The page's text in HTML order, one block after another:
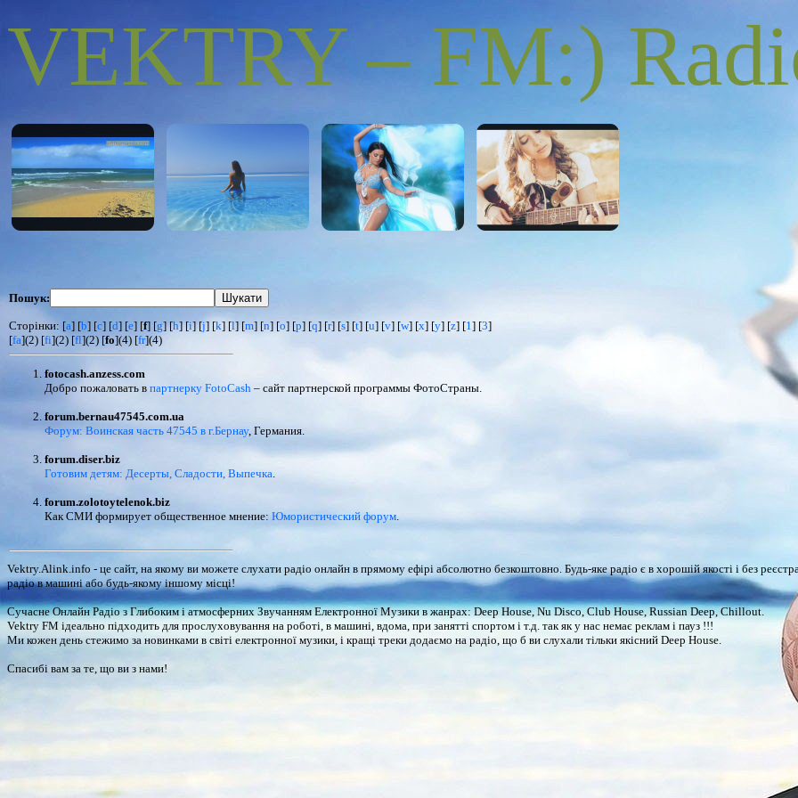
VEKTRY – FM:)
Пошук:
Сторінки: [a] [b] [c] [d] [e] [f] [g] [h] [i] [j] [k] [l] [m] [n] [o] [p] [q] [r] [s] [t] [u] [v] [w] [x] [y] [z] [1] [3]
[fa](2) [fi](2) [fl](2) [fo](4) [fr](4)
fotocash.anzess.com
Добро пожаловать в партнерку FotoCash – сайт партнерской программы ФотоСтраны.
forum.bernau47545.com.ua
Форум: Воинская часть 47545 в г.Бернау, Германия.
forum.diser.biz
Готовим детям: Десерты, Сладости, Выпечка
forum.zolotoytelenok.biz
Как СМИ формирует общественное мнение: Юмористический форум
Vektry.Alink.info - це сайт, на якому ви можете слухати радіо онлайн в прямому ефірі абсолютно безкоштовно. Будь-яке радіо є в хорошій якості і без
радіо в машині або будь-якому іншому місці!
Сучасне Онлайн Радіо з Глибоким і атмосферних Звучанням Електронної Музики в жанрах: Deep House, Nu Disco, Club House, Russian Deep, Chillout.
Vektry FM ідеально підходить для прослуховування на роботі, в машині, вдома, при занятті спортом і т.д. так як у нас немає реклам і пауз !!!
Ми кожен день стежимо за новинками в світі електронної музики, і кращі треки додаємо на радіо, що б ви слухали тільки якісний Deep House.
Спасибі вам за те, що ви з нами!